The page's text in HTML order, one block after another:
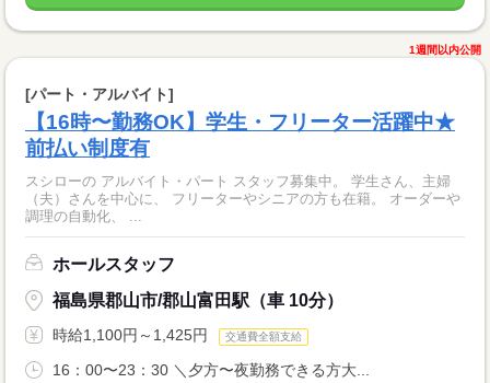
1週間以内公開
[パート・アルバイト]
【16時〜勤務OK】学生・フリーター活躍中★
前払い制度有
スシローの アルバイト・パート スタッフ募集中。 学生さん、主婦
（夫）さんを中心に、 フリーターやシニアの方も在籍。 オーダーや
調理の自動化、 ...
ホールスタッフ
福島県郡山市/郡山富田駅（車 10分）
時給1,100円～1,425円 交通費全額支給
16：00〜23：30 ＼夕方〜夜勤務できる方大...